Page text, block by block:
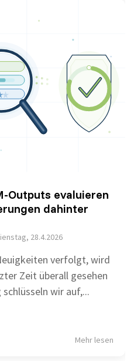
Outputs evaluieren
dahinter
28.4.2026
verfolgt, wird
Zeit überall gesehen
wir auf,...
Mehr lesen